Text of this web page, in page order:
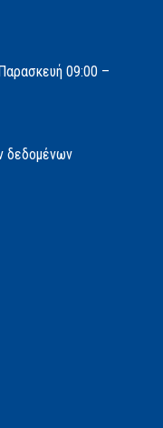
09:00 –
δεδομένων